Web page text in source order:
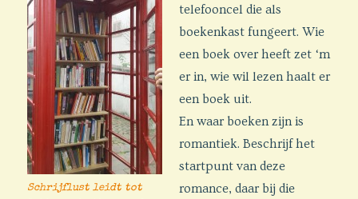
Schrijflust leidt tot
telefooncel die als
boekenkast fungeert. Wie
een boek over heeft zet ‘m
er in, wie wil lezen haalt er
een boek uit.
En waar boeken zijn is
romantiek. Beschrijf het
startpunt van deze
romance, daar bij die